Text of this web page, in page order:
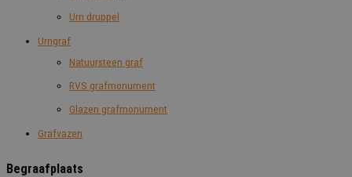
Urn druppel
Urngraf
Natuursteen graf
RVS grafmonument
Glazen grafmonument
Grafvazen
Begraafplaats